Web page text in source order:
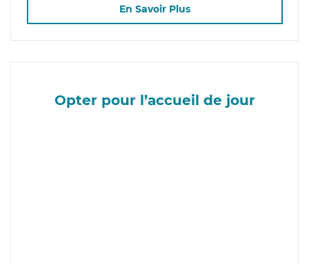
En Savoir Plus
Opter pour l’accueil de jour